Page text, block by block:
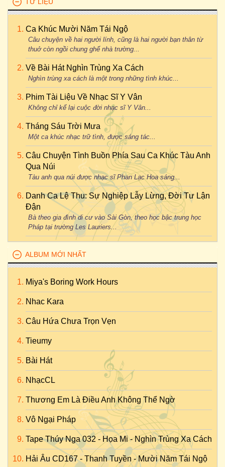
Ca Khúc Mười Năm Tái Ngộ
Câu chuyện về hai người lính, cũng là hai người bạn thân từ
thuở còn ngồi chung ghế nhà trường...
Về Bài Hát Nghìn Trùng Xa Cách
Nghìn trùng xa cách là một trong những tình khúc...
Phim Tài Liệu Về Nhạc Sĩ Y Vân
Không chỉ kể lại cuộc đời nhạc sĩ Y Vân...
Tháng Sáu Trời Mưa
Một ca khúc nhạc trữ tình, được sáng tác...
Câu Chuyện Tình Buồn Phía Sau Ca Khúc Tàu Anh
Qua Núi
Tàu anh qua núi được nhạc sĩ Phan Lạc Hoa sáng...
Danh Ca Lệ Thu: Sự Nghiệp Lẫy Lừng, Đời Tư Lận
Đận
Bà theo gia đình di cư vào Sài Gòn, theo học bậc trung học
Pháp tại trường Les Lauriers...
ALBUM MỚI NHẤT
Miya's Boring Work Hours
Nhac Kara
Câu Hứa Chưa Trọn Vẹn
Tieumy
Bài Hát
NhạcCL
Thương Em Là Điều Anh Không Thể Ngờ
Vô Ngại Pháp
Tape Thúy Nga 032 - Họa Mi - Nghìn Trùng Xa Cách
Hải Âu CD167 - Thanh Tuyền - Mười Năm Tái Ngộ